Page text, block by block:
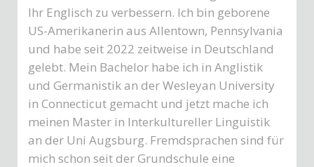
Ihr Englisch zu verbessern. Ich bin geborene
US-Amerikanerin aus Allentown, Pennsylvania
und habe seit 2022 zeitweise in Deutschland
gelebt. Mein Bachelor habe ich in Anglistik
und Germanistik an der Wesleyan University
in Connecticut gemacht und jetzt mache ich
meinen Master in Interkultureller Linguistik
an der Uni Augsburg. Fremdsprachen sind für
mich schon seit der Grundschule eine